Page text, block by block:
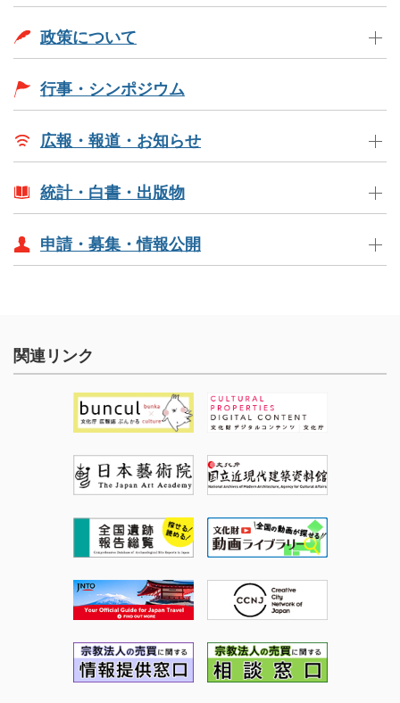
政策について
行事・シンポジウム
広報・報道・お知らせ
統計・白書・出版物
申請・募集・情報公開
関連リンク